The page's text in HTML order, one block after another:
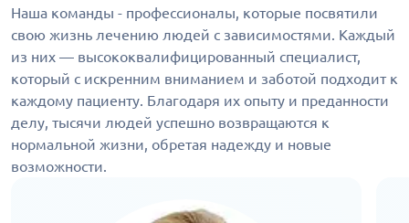
Наша команды - профессионалы, которые посвятили
свою жизнь лечению людей с зависимостями. Каждый
из них — высококвалифицированный специалист,
который с искренним вниманием и заботой подходит к
каждому пациенту. Благодаря их опыту и преданности
делу, тысячи людей успешно возвращаются к
нормальной жизни, обретая надежду и новые
возможности.